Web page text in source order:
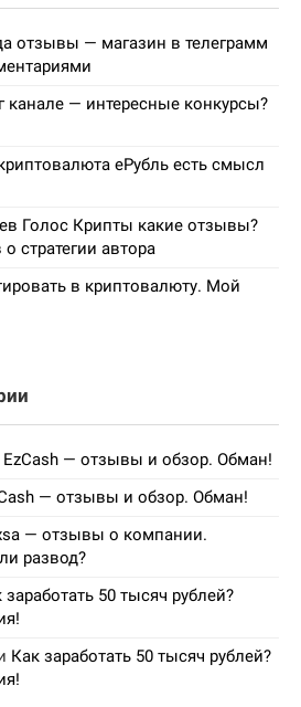
отзывы — магазин в телеграмм
канале — интересные конкурсы?
еРубль есть смысл
Голос Крипты какие отзывы?
стратегии автора
в криптовалюту. Мой
EzCash — отзывы и обзор. Обман!
— отзывы и обзор. Обман!
— отзывы о компании.
развод?
заработать 50 тысяч рублей?
Как заработать 50 тысяч рублей?